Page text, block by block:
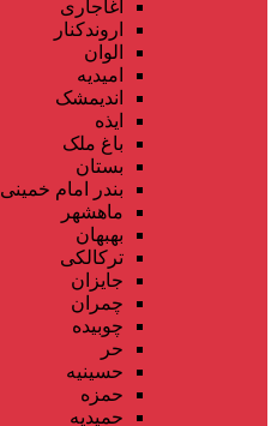
آغاجاری
اروندکنار
الوان
امیدیه
اندیمشک
ایذه
باغ ملک
بستان
بندر امام خمینی
ماهشهر
بهبهان
ترکالکی
جایزان
چمران
چوبیده
حر
حسینیه
حمزه
حمیدیه